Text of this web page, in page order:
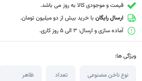
قیمت و موجودی کالا به روز می باشد.
ارسال رایگان با خرید بیش از دو میلیون تومان.
آماده سازی و ارسال: 3 الی 5 روز کاری.
ویژگی ها:
نوع ناخن مصنوعی
تعداد
ظاهر